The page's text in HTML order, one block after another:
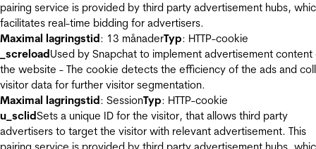
pairing service is provided by third party advertisement hubs,
facilitates real-time bidding for advertisers.
Maximal lagringstid: 13 månaderTyp: HTTP-cookie
_screloadUsed by Snapchat to implement advertisement content
the website - The cookie detects the efficiency of the ads and
visitor data for further visitor segmentation.
Maximal lagringstid: SessionTyp: HTTP-cookie
u_sclidSets a unique ID for the visitor, that allows third party
advertisers to target the visitor with relevant advertisement. This